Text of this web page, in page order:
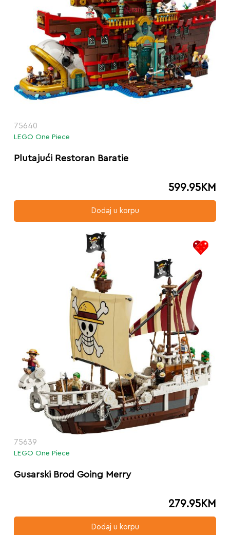
75640
LEGO One Piece
Plutajući Restoran Baratie
599.95KM
Dodaj u korpu
75639
LEGO One Piece
Gusarski Brod Going Merry
279.95KM
Dodaj u korpu